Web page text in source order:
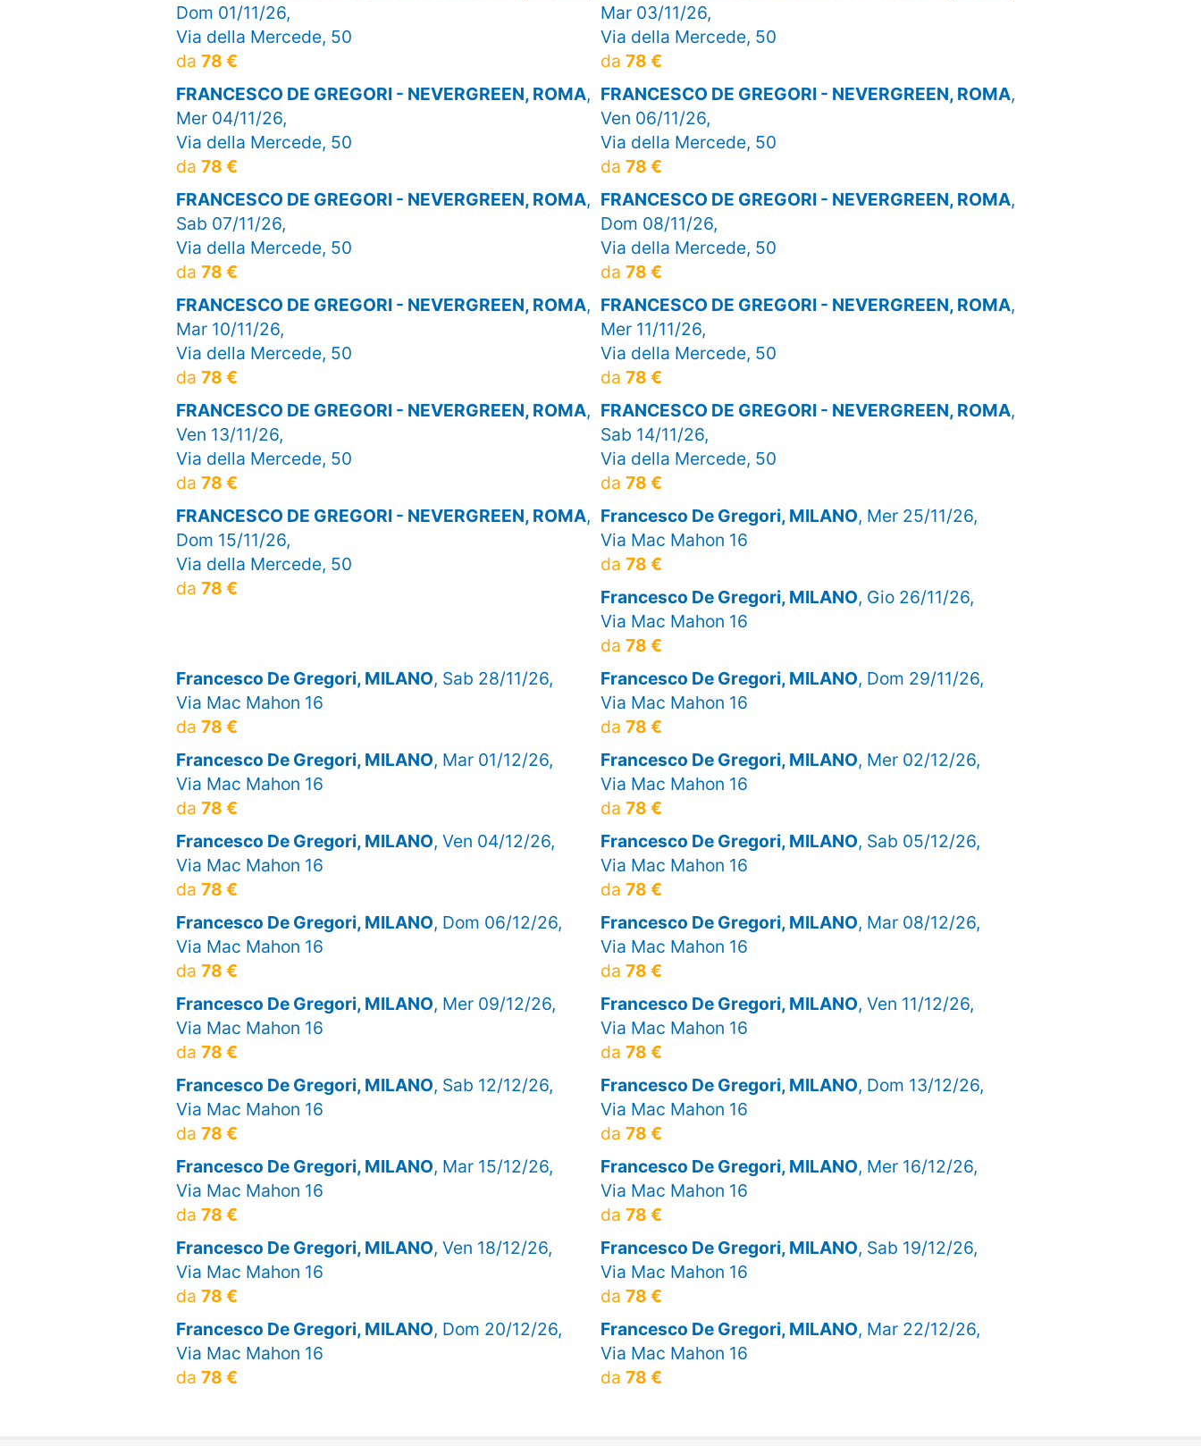
Dom 01/11/26,
Via della Mercede, 50
da 78 €
Mar 03/11/26,
Via della Mercede, 50
da 78 €
FRANCESCO DE GREGORI - NEVERGREEN, ROMA,
Mer 04/11/26,
Via della Mercede, 50
da 78 €
FRANCESCO DE GREGORI - NEVERGREEN, ROMA,
Ven 06/11/26,
Via della Mercede, 50
da 78 €
FRANCESCO DE GREGORI - NEVERGREEN, ROMA,
Sab 07/11/26,
Via della Mercede, 50
da 78 €
FRANCESCO DE GREGORI - NEVERGREEN, ROMA,
Dom 08/11/26,
Via della Mercede, 50
da 78 €
FRANCESCO DE GREGORI - NEVERGREEN, ROMA,
Mar 10/11/26,
Via della Mercede, 50
da 78 €
FRANCESCO DE GREGORI - NEVERGREEN, ROMA,
Mer 11/11/26,
Via della Mercede, 50
da 78 €
FRANCESCO DE GREGORI - NEVERGREEN, ROMA,
Ven 13/11/26,
Via della Mercede, 50
da 78 €
FRANCESCO DE GREGORI - NEVERGREEN, ROMA,
Sab 14/11/26,
Via della Mercede, 50
da 78 €
FRANCESCO DE GREGORI - NEVERGREEN, ROMA,
Dom 15/11/26,
Via della Mercede, 50
da 78 €
Francesco De Gregori, MILANO, Mer 25/11/26,
Via Mac Mahon 16
da 78 €
Francesco De Gregori, MILANO, Gio 26/11/26,
Via Mac Mahon 16
da 78 €
Francesco De Gregori, MILANO, Sab 28/11/26,
Via Mac Mahon 16
da 78 €
Francesco De Gregori, MILANO, Dom 29/11/26,
Via Mac Mahon 16
da 78 €
Francesco De Gregori, MILANO, Mar 01/12/26,
Via Mac Mahon 16
da 78 €
Francesco De Gregori, MILANO, Mer 02/12/26,
Via Mac Mahon 16
da 78 €
Francesco De Gregori, MILANO, Ven 04/12/26,
Via Mac Mahon 16
da 78 €
Francesco De Gregori, MILANO, Sab 05/12/26,
Via Mac Mahon 16
da 78 €
Francesco De Gregori, MILANO, Dom 06/12/26,
Via Mac Mahon 16
da 78 €
Francesco De Gregori, MILANO, Mar 08/12/26,
Via Mac Mahon 16
da 78 €
Francesco De Gregori, MILANO, Mer 09/12/26,
Via Mac Mahon 16
da 78 €
Francesco De Gregori, MILANO, Ven 11/12/26,
Via Mac Mahon 16
da 78 €
Francesco De Gregori, MILANO, Sab 12/12/26,
Via Mac Mahon 16
da 78 €
Francesco De Gregori, MILANO, Dom 13/12/26,
Via Mac Mahon 16
da 78 €
Francesco De Gregori, MILANO, Mar 15/12/26,
Via Mac Mahon 16
da 78 €
Francesco De Gregori, MILANO, Mer 16/12/26,
Via Mac Mahon 16
da 78 €
Francesco De Gregori, MILANO, Ven 18/12/26,
Via Mac Mahon 16
da 78 €
Francesco De Gregori, MILANO, Sab 19/12/26,
Via Mac Mahon 16
da 78 €
Francesco De Gregori, MILANO, Dom 20/12/26,
Via Mac Mahon 16
da 78 €
Francesco De Gregori, MILANO, Mar 22/12/26,
Via Mac Mahon 16
da 78 €